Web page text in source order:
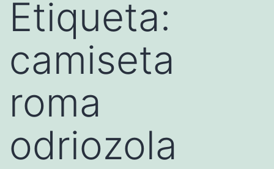
Etiqueta:
camiseta
roma
odriozola